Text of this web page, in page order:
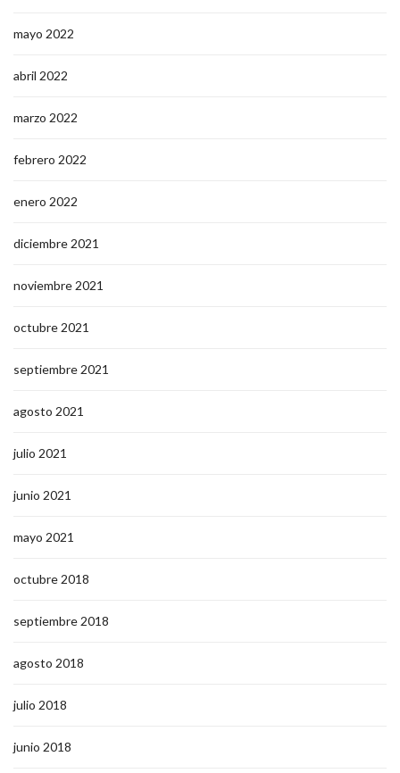
mayo 2022
abril 2022
marzo 2022
febrero 2022
enero 2022
diciembre 2021
noviembre 2021
octubre 2021
septiembre 2021
agosto 2021
julio 2021
junio 2021
mayo 2021
octubre 2018
septiembre 2018
agosto 2018
julio 2018
junio 2018